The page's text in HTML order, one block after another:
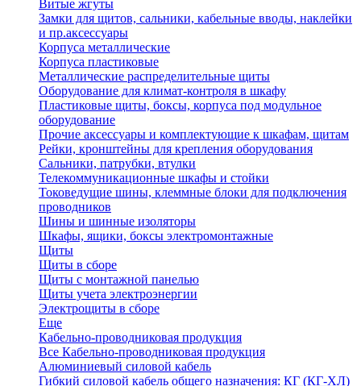
Витые жгуты
Замки для щитов, сальники, кабельные вводы, наклейки
и пр.аксессуары
Корпуса металлические
Корпуса пластиковые
Металлические распределительные щиты
Оборудование для климат-контроля в шкафу
Пластиковые щиты, боксы, корпуса под модульное
оборудование
Прочие аксессуары и комплектующие к шкафам, щитам
Рейки, кронштейны для крепления оборудования
Сальники, патрубки, втулки
Телекоммуникационные шкафы и стойки
Токоведущие шины, клеммные блоки для подключения
проводников
Шины и шинные изоляторы
Шкафы, ящики, боксы электромонтажные
Щиты
Щиты в сборе
Щиты с монтажной панелью
Щиты учета электроэнергии
Электрощиты в сборе
Еще
Кабельно-проводниковая продукция
Все Кабельно-проводниковая продукция
Алюминиевый силовой кабель
Гибкий силовой кабель общего назначения: КГ (КГ-ХЛ)